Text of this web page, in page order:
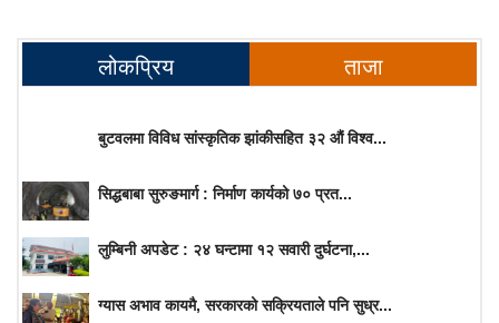
लोकप्रिय ताजा
बुटवलमा विविध सांस्कृतिक झांकीसहित ३२ औं विश्व...
सिद्धबाबा सुरुङमार्ग : निर्माण कार्यको ७० प्रत...
लुम्बिनी अपडेट : २४ घन्टामा १२ सवारी दुर्घटना,...
ग्यास अभाव कायमै, सरकारको सक्रियताले पनि सुध्र...